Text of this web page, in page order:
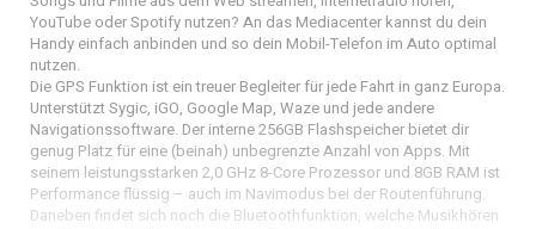
YouTube oder Spotify nutzen? An das Mediacenter kannst du dein
Handy einfach anbinden und so dein Mobil-Telefon im Auto optimal
nutzen.
Die GPS Funktion ist ein treuer Begleiter für jede Fahrt in ganz Europa.
Unterstützt Sygic, iGO, Google Map, Waze und jede andere
Navigationssoftware. Der interne 256GB Flashspeicher bietet dir
genug Platz für eine (beinah) unbegrenzte Anzahl von Apps. Mit
seinem leistungsstarken 2,0 GHz 8-Core Prozessor und 8GB RAM ist
Performance flüssig – auch im Navimodus bei der Routenführung.
Daneben findet sich noch die Bluetoothfunktion, welche Musikhören